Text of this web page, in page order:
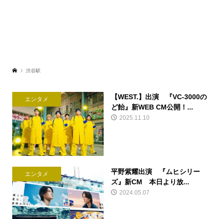
渋谷駅
エンタメ
【WEST.】出演 『VC-3000の
ど飴』新WEB CM公開！...
2025.11.10
エンタメ
平野紫耀出演 『ムヒシリー
ズ』新CM 本日より放...
2024.05.07